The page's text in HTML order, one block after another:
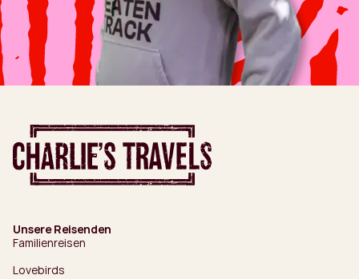
Unsere Reisenden
Familienreisen
Lovebirds